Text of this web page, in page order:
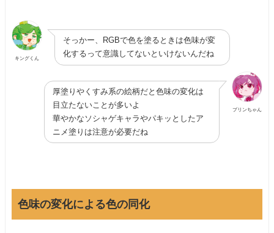
キングくん
そっかー、RGBで色を塗るときは色味が変
化するって意識してないといけないんだね
プリンちゃん
厚塗りやくすみ系の絵柄だと色味の変化は
目立たないことが多いよ
華やかなソシャゲキャラやパキッとしたア
ニメ塗りは注意が必要だね
色味の変化による色の同化